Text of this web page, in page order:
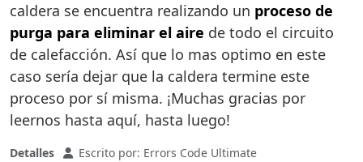
caldera se encuentra realizando un proceso de
purga para eliminar el aire de todo el circuito
de calefacción. Así que lo mas optimo en este
caso sería dejar que la caldera termine este
proceso por sí misma. ¡Muchas gracias por
leernos hasta aquí, hasta luego!
Detalles Escrito por: Errors Code Ultimate